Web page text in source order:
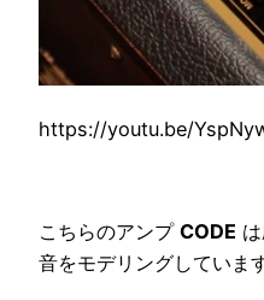
https://youtu.be/
こちらのアンプ CODE
音をモデリングしています